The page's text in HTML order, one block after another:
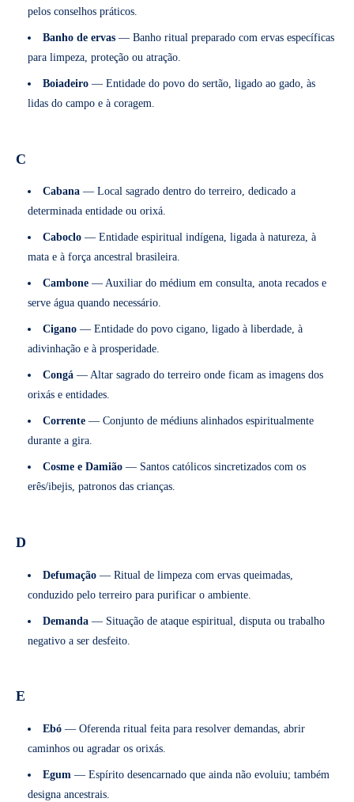
pelos conselhos práticos.
Banho de ervas — Banho ritual preparado com ervas específicas
para limpeza, proteção ou atração.
Boiadeiro — Entidade do povo do sertão, ligado ao gado, às
lidas do campo e à coragem.
C
Cabana — Local sagrado dentro do terreiro, dedicado a
determinada entidade ou orixá.
Caboclo — Entidade espiritual indígena, ligada à natureza, à
mata e à força ancestral brasileira.
Cambone — Auxiliar do médium em consulta, anota recados e
serve água quando necessário.
Cigano — Entidade do povo cigano, ligado à liberdade, à
adivinhação e à prosperidade.
Congá — Altar sagrado do terreiro onde ficam as imagens dos
orixás e entidades.
Corrente — Conjunto de médiuns alinhados espiritualmente
durante a gira.
Cosme e Damião — Santos católicos sincretizados com os
erês/ibejis, patronos das crianças.
D
Defumação — Ritual de limpeza com ervas queimadas,
conduzido pelo terreiro para purificar o ambiente.
Demanda — Situação de ataque espiritual, disputa ou trabalho
negativo a ser desfeito.
E
Ebó — Oferenda ritual feita para resolver demandas, abrir
caminhos ou agradar os orixás.
Egum — Espírito desencarnado que ainda não evoluiu; também
designa ancestrais.